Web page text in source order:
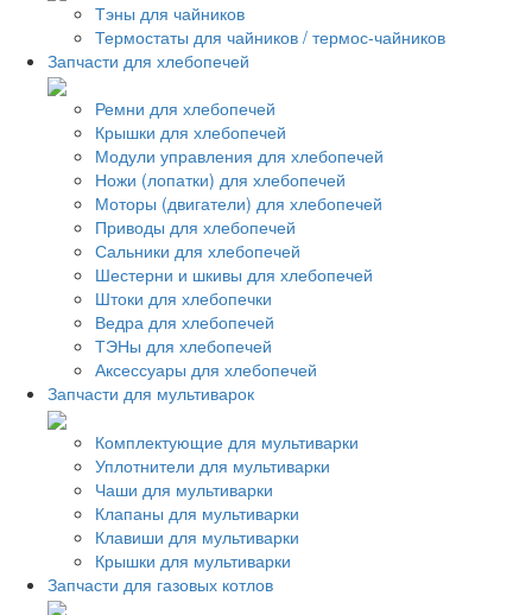
Тэны для чайников
Термостаты для чайников / термос-чайников
Запчасти для хлебопечей
Ремни для хлебопечей
Крышки для хлебопечей
Модули управления для хлебопечей
Ножи (лопатки) для хлебопечей
Моторы (двигатели) для хлебопечей
Приводы для хлебопечей
Сальники для хлебопечей
Шестерни и шкивы для хлебопечей
Штоки для хлебопечки
Ведра для хлебопечей
ТЭНы для хлебопечей
Аксессуары для хлебопечей
Запчасти для мультиварок
Комплектующие для мультиварки
Уплотнители для мультиварки
Чаши для мультиварки
Клапаны для мультиварки
Клавиши для мультиварки
Крышки для мультиварки
Запчасти для газовых котлов